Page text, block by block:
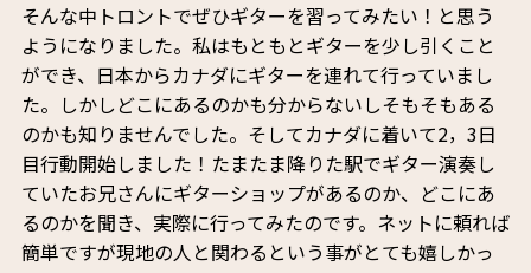
そんな中トロントでぜひギターを習ってみたい！と思う
ようになりました。私はもともとギターを少し引くこと
ができ、日本からカナダにギターを連れて行っていまし
た。しかしどこにあるのかも分からないしそもそもある
のかも知りませんでした。そしてカナダに着いて2，3日
目行動開始しました！たまたま降りた駅でギター演奏し
ていたお兄さんにギターショップがあるのか、どこにあ
るのかを聞き、実際に行ってみたのです。ネットに頼れば
簡単ですが現地の人と関わるという事がとても嬉しかっ